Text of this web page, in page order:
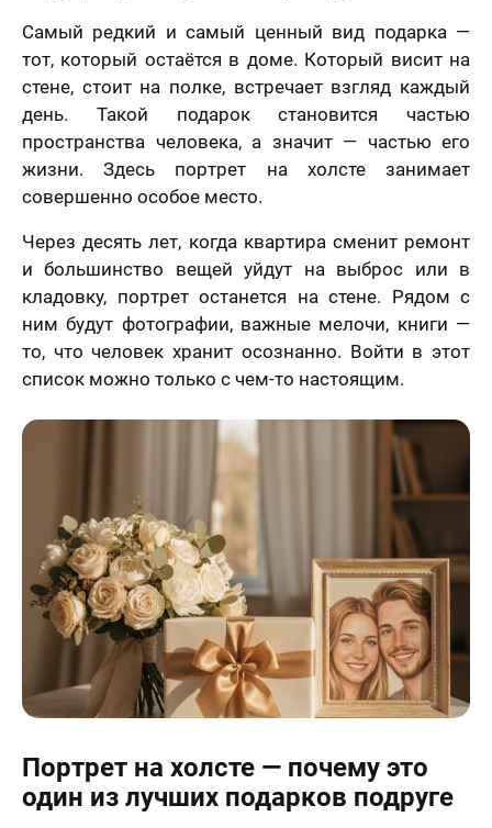
Самый редкий и самый ценный вид подарка —
тот, который остаётся в доме. Который висит на
стене, стоит на полке, встречает взгляд каждый
день. Такой подарок становится частью
пространства человека, а значит — частью его
жизни. Здесь портрет на холсте занимает
совершенно особое место.
Через десять лет, когда квартира сменит ремонт
и большинство вещей уйдут на выброс или в
кладовку, портрет останется на стене. Рядом с
ним будут фотографии, важные мелочи, книги —
то, что человек хранит осознанно. Войти в этот
список можно только с чем-то настоящим.
Портрет на холсте — почему это
один из лучших подарков подруге